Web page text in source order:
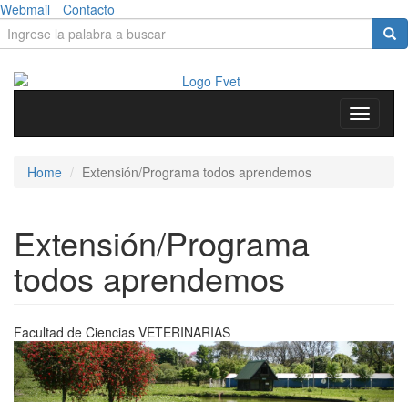
Skip to main content
Webmail Contacto
form
Toggle
Home Extensión/Programa todos aprendemos
Extensión/Programa
todos aprendemos
Facultad de Ciencias VETERINARIAS
Previous Next